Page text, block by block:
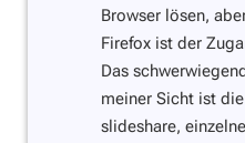
Browser lösen,
Firefox ist der
Das
meiner Sicht ist
slideshare,